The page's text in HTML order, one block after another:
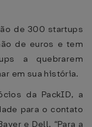
de 300 startups
de euros e tem
a quebrarem
em sua história.
da PackID, a
para o contato
e Dell. “Para a